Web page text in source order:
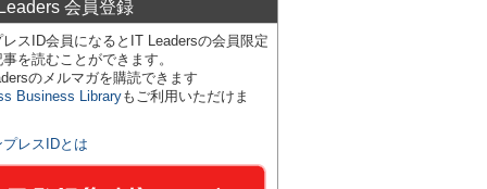
会員登録
スID会員になるとIT Leadersの会員限定
を読むことができます。
のメルマガを購読できます
Business Libraryもご利用いただけま
プレスIDとは